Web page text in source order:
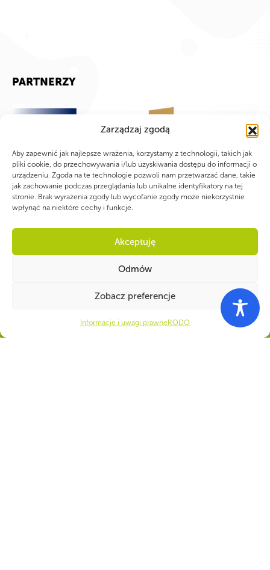
Zarządzaj zgodą
Aby zapewnić jak najlepsze wrażenia, korzystamy z technologii, takich jak
pliki cookie, do przechowywania i/lub uzyskiwania dostępu do informacji o
urządzeniu. Zgoda na te technologie pozwoli nam przetwarzać dane, takie
jak zachowanie podczas przeglądania lub unikalne identyfikatory na tej
stronie. Brak wyrażenia zgody lub wycofanie zgody może niekorzystnie
wpłynąć na niektóre cechy i funkcje.
Akceptuję
Odmów
Zobacz preferencje
Informacje i uwagi prawne RODO
PARTNERZY